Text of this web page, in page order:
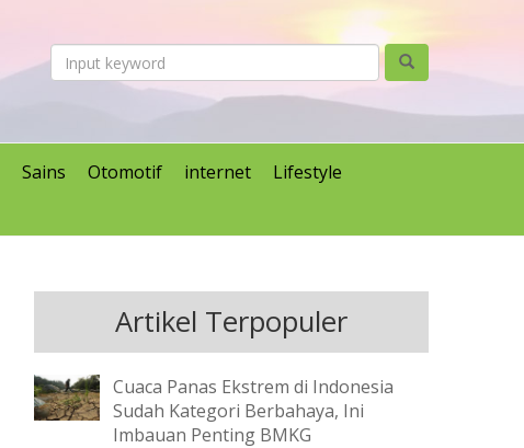
Sains Otomotif internet
Lifestyle
Artikel Terpopuler
Cuaca Panas Ekstrem di Indonesia
Sudah Kategori Berbahaya, Ini
Imbauan Penting BMKG